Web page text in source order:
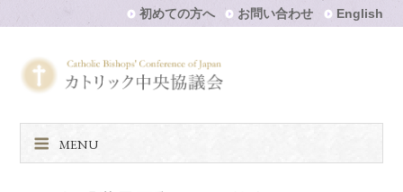
初めての方へ お問い合わせ English
MENU